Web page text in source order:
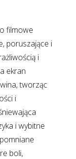
filmowe
poruszające i
i
ekran
tworząc
i
i wybitne
boli,